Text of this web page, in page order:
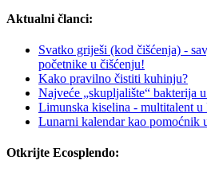
Aktualni članci:
Svatko griješi (kod čišćenja) -
početnike u čišćenju!
Kako pravilno čistiti kuhinju?
Najveće „skupljalište“ bakterija
Limunska kiselina - multitalent u
Lunarni kalendar kao pomoćnik
Otkrijte Ecosplendo: